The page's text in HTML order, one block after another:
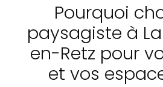
Pourquoi
paysagiste à
en-Retz pour
et vos